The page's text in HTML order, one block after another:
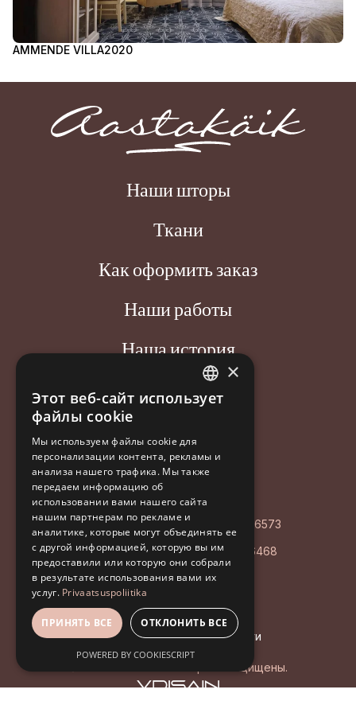
AMMENDE VILLA2020
Наши шторы
Ткани
Как оформить заказ
Наши работы
Наша история
Новости
Aastakäik OÜ
Poordi 3, 10156 Tallinn
AS LHV Pank: EE127700771008596573
Регистрационный код: EE102126468
+372 5194 9639
info@aastakaik.ee
© 2026 Aastakäik. Все права защищены.
Политика конфиденциальности
ESTONIAN
RUSSIAN
×
Этот веб-сайт использует
файлы cookie
Мы используем файлы cookie для
персонализации контента, рекламы и
анализа нашего трафика. Мы также
передаем информацию об
использовании вами нашего сайта
нашим партнерам по рекламе и
аналитике, которые могут объединять ее
с другой информацией, которую вы им
предоставили или которую они собрали
в результате использования вами их
услуг. Privaatsuspoliitika
ПРИНЯТЬ ВСЕ ОТКЛОНИТЬ ВСЕ
POWERED BY COOKIESCRIPT